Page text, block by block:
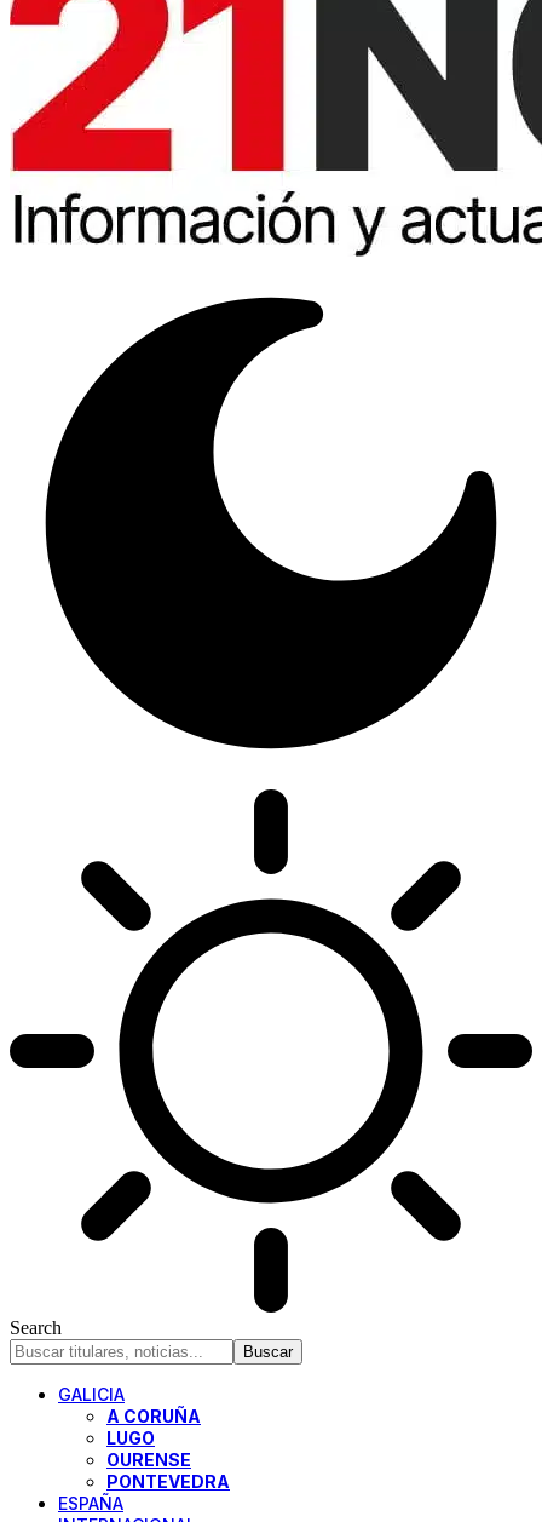
Search
GALICIA
A CORUÑA
LUGO
OURENSE
PONTEVEDRA
ESPAÑA